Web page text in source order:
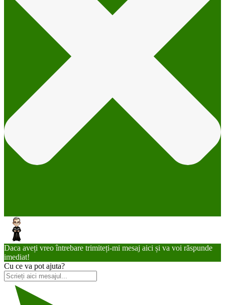
Daca aveți vreo întrebare trimiteți-mi mesaj aici și va voi răspunde
imediat!
Cu ce va pot ajuta?